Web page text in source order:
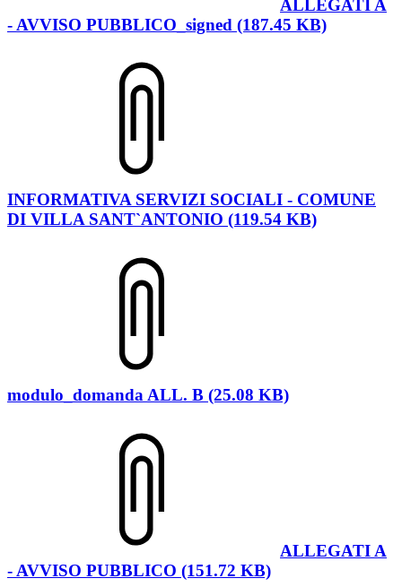
ALLEGATI A
- AVVISO PUBBLICO_signed (187.45 KB)
INFORMATIVA SERVIZI SOCIALI - COMUNE
DI VILLA SANT`ANTONIO (119.54 KB)
modulo_domanda ALL. B (25.08 KB)
ALLEGATI A
- AVVISO PUBBLICO (151.72 KB)